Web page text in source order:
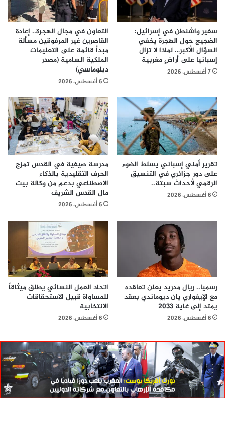
سفير واشنطن في إسرائيل:
الضجيج حول الهجرة يخفي
السؤال الأكبر… لماذا لا تزال
إسبانيا على أراضٍ مغربية
7 أغسطس، 2026
التعاون في مجال الهجرة.. إعادة
القاصرين غير المرفوقين مسألة
مبدأ قائمة على التعليمات
الملكية السامية (مصدر
دبلوماسي)
6 أغسطس، 2026
تقرير أمني إسباني يسلط الضوء
على دور جزائري في التنسيق
الرقمي لأحداث سبتة..
6 أغسطس، 2026
مدرسة صيفية في القدس تمزج
الحرف التقليدية بالذكاء
الاصطناعي بدعم من وكالة بيت
مال القدس الشريف
6 أغسطس، 2026
رسميا.. ريال مدريد يعلن تعاقده
مع الإيفواري يان ديوماندي بعقد
يمتد إلى غاية 2033
6 أغسطس، 2026
اتحاد العمل النسائي يطلق ميثاقاً
للمساواة قبيل الاستحقاقات
الانتخابية
6 أغسطس، 2026